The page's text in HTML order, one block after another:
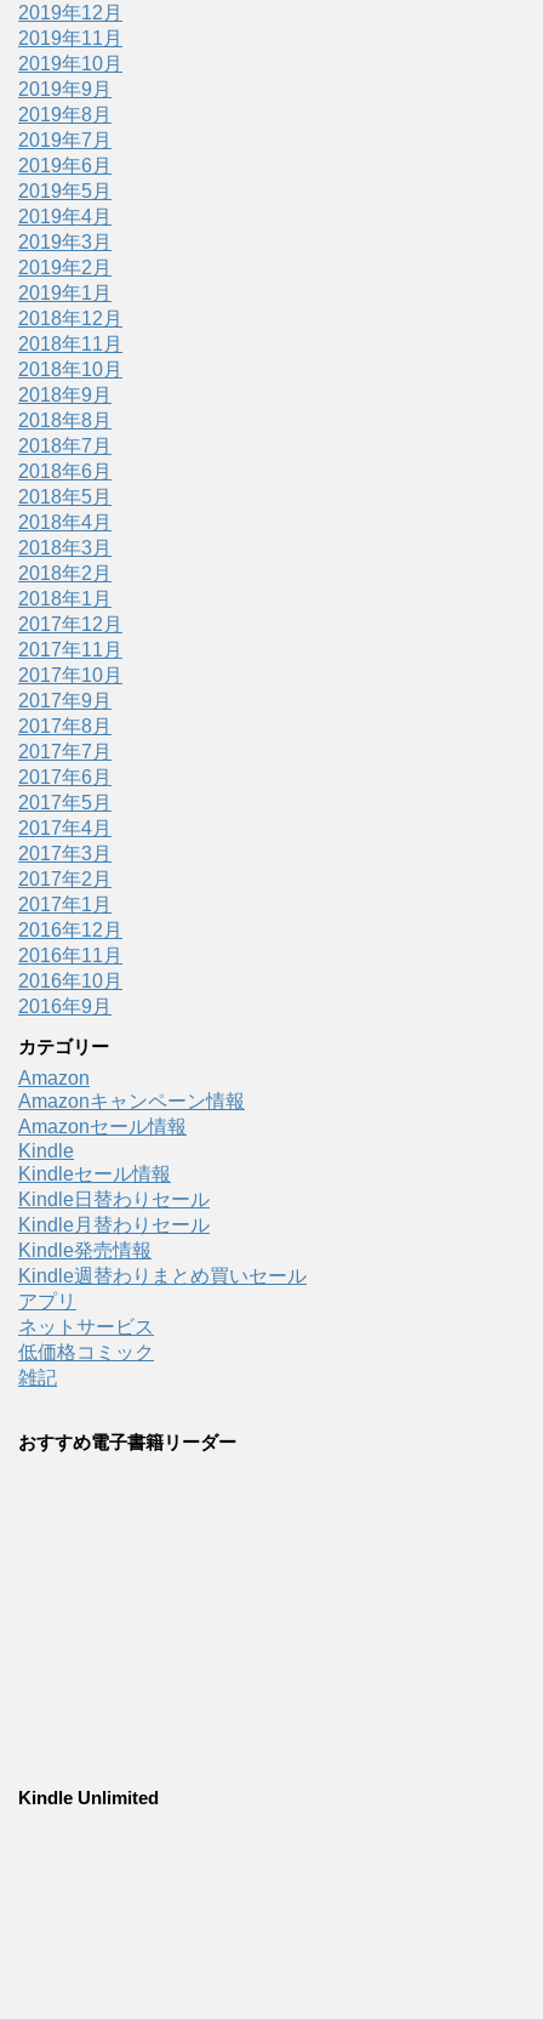
2019年12月
2019年11月
2019年10月
2019年9月
2019年8月
2019年7月
2019年6月
2019年5月
2019年4月
2019年3月
2019年2月
2019年1月
2018年12月
2018年11月
2018年10月
2018年9月
2018年8月
2018年7月
2018年6月
2018年5月
2018年4月
2018年3月
2018年2月
2018年1月
2017年12月
2017年11月
2017年10月
2017年9月
2017年8月
2017年7月
2017年6月
2017年5月
2017年4月
2017年3月
2017年2月
2017年1月
2016年12月
2016年11月
2016年10月
2016年9月
カテゴリー
Amazon
Amazonキャンペーン情報
Amazonセール情報
Kindle
Kindleセール情報
Kindle日替わりセール
Kindle月替わりセール
Kindle発売情報
Kindle週替わりまとめ買いセール
アプリ
ネットサービス
低価格コミック
雑記
おすすめ電子書籍リーダー
Kindle Unlimited